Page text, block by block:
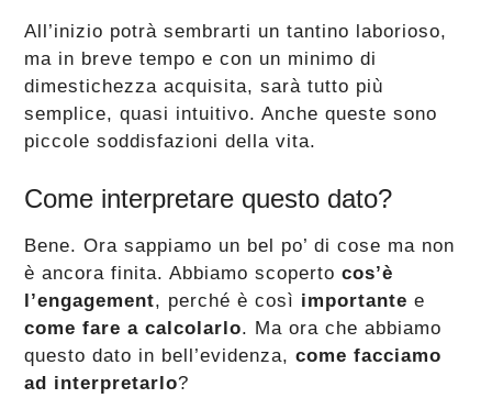
All’inizio potrà sembrarti un tantino laborioso,
ma in breve tempo e con un minimo di
dimestichezza acquisita, sarà tutto più
semplice, quasi intuitivo. Anche queste sono
piccole soddisfazioni della vita.
Come interpretare questo dato?
Bene. Ora sappiamo un bel po’ di cose ma non
è ancora finita. Abbiamo scopertocos’è
l’engagement, perché è così importante e
come fare a calcolarlo. Ma ora che abbiamo
questo dato in bell’evidenza,come facciamo
ad interpretarlo?